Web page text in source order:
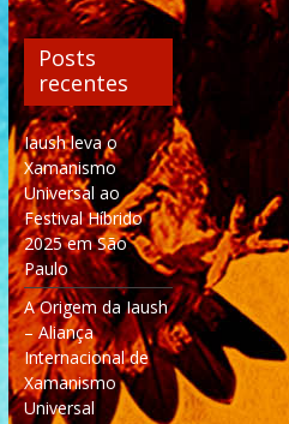
Posts
recentes
Iaush leva o
Xamanismo
Universal ao
Festival Híbrido
2025 em São
Paulo
A Origem da Iaush
– Aliança
Internacional de
Xamanismo
Universal